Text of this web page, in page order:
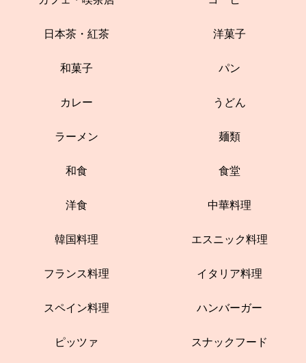
日本茶・紅茶 洋菓子
和菓子 パン
カレー うどん
ラーメン 麺類
和食 食堂
洋食 中華料理
韓国料理 エスニック料理
フランス料理 イタリア料理
スペイン料理 ハンバーガー
ピッツァ スナックフード